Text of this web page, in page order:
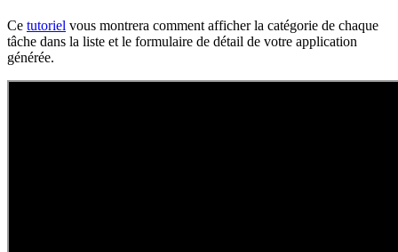
Ce tutoriel vous montrera comment afficher la catégorie de chaque
tâche dans la liste et le formulaire de détail de votre application
générée.